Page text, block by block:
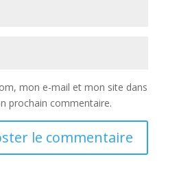
mon e-mail et mon site dans
prochain commentaire.